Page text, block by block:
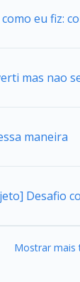
como eu fiz:
mas nao
maneira
Desafio
Mostrar mais